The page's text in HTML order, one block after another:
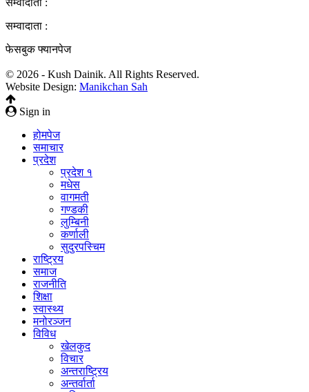
सम्वादाता :
सम्वादाता :
फेसबुक फ्यानपेज
© 2026 - Kush Dainik. All Rights Reserved.
Website Design: Manikchan Sah
Sign in
होमपेज
समाचार
प्रदेश
प्रदेश १
मधेस
वागमती
गण्डकी
लुम्बिनी
कर्णाली
सुदुरपस्चिम
राष्ट्रिय
समाज
राजनीति
शिक्षा
स्वास्थ्य
मनोरञ्जन
विविध
खेलकुद
विचार
अन्तराष्ट्रिय
अन्तर्वार्ता